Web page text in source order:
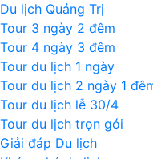
Du lịch Quảng Trị
Tour 3 ngày 2 đêm
Tour 4 ngày 3 đêm
Tour du lịch 1 ngày
Tour du lịch 2 ngày 1
Tour du lịch lễ 30/4
Tour du lịch trọn gói
Giải đáp Du lịch